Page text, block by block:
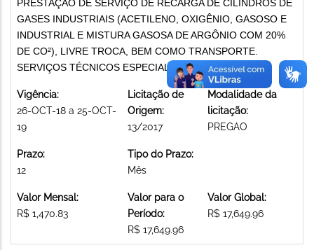
PRESTAÇÃO DE SERVIÇO DE RECARGA DE CILINDROS DE
GASES INDUSTRIAIS (ACETILENO, OXIGÊNIO, GASOSO E
INDUSTRIAL E MISTURA GASOSA DE ARGÔNIO COM 20%
DE CO²), LIVRE TROCA, BEM COMO TRANSPORTE.
SERVIÇOS TÉCNICOS ESPECIALIZADOS
Vigência:
26-OCT-18 a 25-OCT-
19
Licitação de
Origem:
13/2017
Modalidade da
licitação:
PREGAO
Prazo:
12
Tipo do Prazo:
Mês
Valor Mensal:
R$ 1,470.83
Valor para o
Período:
R$ 17,649.96
Valor Global:
R$ 17,649.96